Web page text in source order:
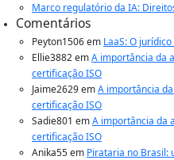
Marco regulatório da IA:
Comentários
Peyton1506em LaaS: O
Ellie3882emA importância da
certificação ISO
Jaime2629emA importância
certificação ISO
Sadie801 emA importância da
certificação ISO
Anika55em Pirataria no Brasil: